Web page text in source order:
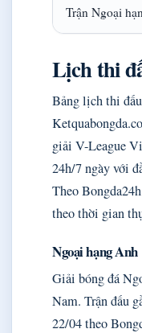
Trận Ngoại
Lịch thi
Bảng lịch thi
giải V-League
24h/7 ngày với
Theo
theo thời gian
Ngoại hạng Anh
Giải bóng đá
Nam. Trận đấu
22/04 theo